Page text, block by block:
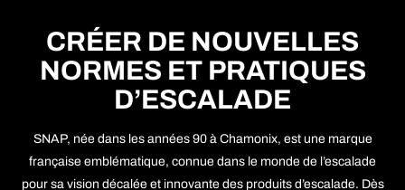
CRÉER DE NOUVELLES
NORMES ET PRATIQUES
D’ESCALADE
SNAP, née dans les années 90 à Chamonix, est une marque
française emblématique, connue dans le monde de l’escalade
pour sa vision décalée et innovante des produits d’escalade. Dès